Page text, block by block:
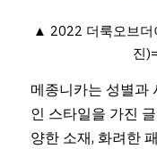
▲ 2022 더룩오브더
진
메종니카는 성별과
인 스타일을 가진
양한 소재, 화려한